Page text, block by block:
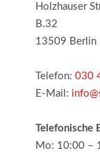
Holzhauser
B.32
13509 Berlin
Telefon:030
E-Mail:
Telefonische
Mo: 10:00 –